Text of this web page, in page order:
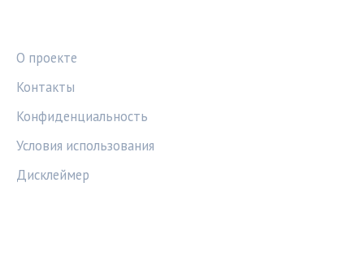
О проекте
Контакты
Конфиденциальность
Условия использования
Дисклеймер